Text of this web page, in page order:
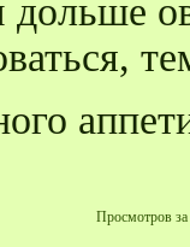
дольше
Просмотров за